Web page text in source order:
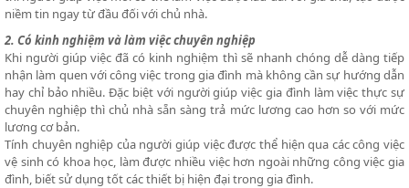
niềm tin ngay từ đầu đối với chủ nhà.
2. Có kinh nghiệm và làm việc chuyên nghiệp
Khi người giúp việc đã có kinh nghiệm thì sẽ nhanh chóng dễ dàng tiếp
nhận làm quen với công việc trong gia đình mà không cần sự hướng dẫn
hay chỉ bảo nhiều. Đặc biệt với người giúp việc gia đình làm việc thực sự
chuyên nghiệp thì chủ nhà sẵn sàng trả mức lương cao hơn so với mức
lương cơ bản.
Tính chuyên nghiệp của người giúp việc được thể hiện qua các công việc
vệ sinh có khoa học, làm được nhiều việc hơn ngoài những công việc gia
đình, biết sử dụng tốt các thiết bị hiện đại trong gia đình.